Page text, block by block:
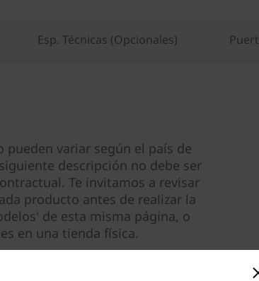
Esp. Técnicas (Opcionales)
pueden variar según el país de
descripción no debe ser
Te invitamos a revisar
producto antes de realizar la
de esta misma página, o
en una tienda física.